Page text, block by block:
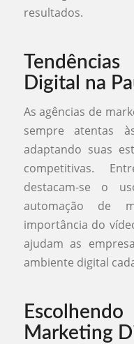
resultados.
Digital na
As agências de
sempre atentas
adaptando suas
competitivas.
destacam-se o
automação de
importância do
ajudam as
ambiente digital
Marketing